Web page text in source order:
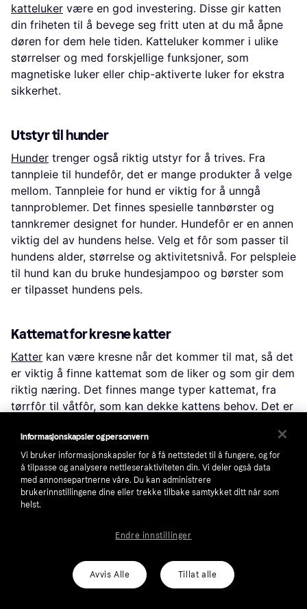
katteluker være en god investering. Disse gir katten
din friheten til å bevege seg fritt uten at du må åpne
døren for dem hele tiden. Katteluker kommer i ulike
størrelser og med forskjellige funksjoner, som
magnetiske luker eller chip-aktiverte luker for ekstra
sikkerhet.
Utstyr til hunder
Hunder trenger også riktig utstyr for å trives. Fra
tannpleie til hundefôr, det er mange produkter å velge
mellom. Tannpleie for hund er viktig for å unngå
tannproblemer. Det finnes spesielle tannbørster og
tannkremer designet for hunder. Hundefôr er en annen
viktig del av hundens helse. Velg et fôr som passer til
hundens alder, størrelse og aktivitetsnivå. For pelspleie
til hund kan du bruke hundesjampoo og børster som
er tilpasset hundens pels.
Kattemat for kresne katter
Katter kan være kresne når det kommer til mat, så det
er viktig å finne kattemat som de liker og som gir dem
riktig næring. Det finnes mange typer kattemat, fra
tørrfôr til våtfôr, som kan dekke kattens behov. Det er
diettbehov.
Velg det rette utstyret for ditt kjæledyr
Når du velger utstyr til kjæledyrene dine, er det viktig
din livsstil. Hos Klarna kan du sammenligne priser og
som passer best for dine husdyr og gjør dem glade og
Informasjonskapsler og personvern
Vi bruker informasjonskapsler for å få nettstedet til å fungere, og for
å tilpasse og analysere nettleseraktiviteten din. Vi deler også data
med annonsepartnerne våre. Du kan administrere
brukerinnstillingene dine eller trekke tilbake samtykket ditt når som
helst.
Avvis Alle Tillat alle
Endre innstillinger